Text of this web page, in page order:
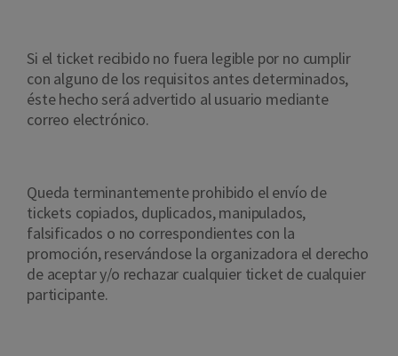
Si el ticket recibido no fuera legible por no cumplir
con alguno de los requisitos antes determinados,
éste hecho será advertido al usuario mediante
correo electrónico.
Queda terminantemente prohibido el envío de
tickets copiados, duplicados, manipulados,
falsificados o no correspondientes con la
promoción, reservándose la organizadora el derecho
de aceptar y/o rechazar cualquier ticket de cualquier
participante.